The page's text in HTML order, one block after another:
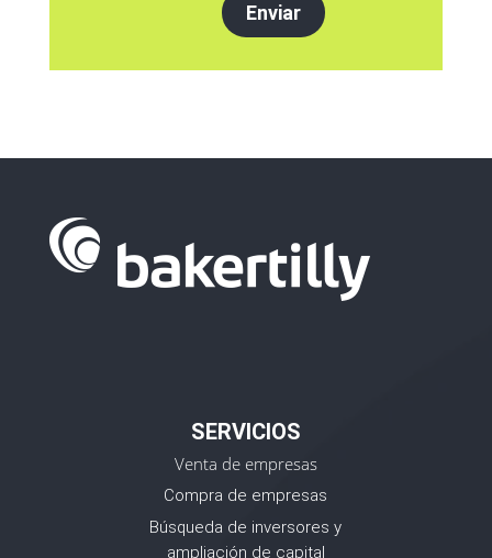
SERVICIOS
Venta de empresas
Compra de empresas
Búsqueda de inversores y
ampliación de capital